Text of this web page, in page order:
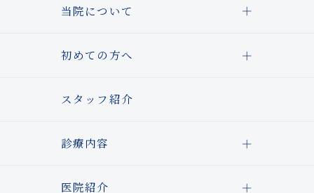
当院について
初めての方へ
スタッフ紹介
診療内容
医院紹介